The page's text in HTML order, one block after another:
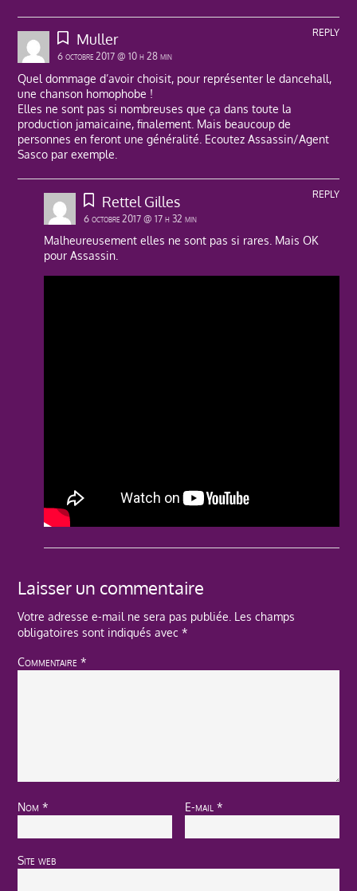
Muller
6 octobre 2017 @ 10 h 28 min
Quel dommage d’avoir choisit, pour représenter le dancehall,
une chanson homophobe !
Elles ne sont pas si nombreuses que ça dans toute la
production jamaicaine, finalement. Mais beaucoup de
personnes en feront une généralité. Ecoutez Assassin/Agent
Sasco par exemple.
REPLY
Rettel Gilles
6 octobre 2017 @ 17 h 32 min
Malheureusement elles ne sont pas si rares. Mais OK
pour Assassin.
REPLY
Laisser un commentaire
Votre adresse e-mail ne sera pas publiée. Les champs
obligatoires sont indiqués avec*
Commentaire*
Nom* E-mail*
Site web